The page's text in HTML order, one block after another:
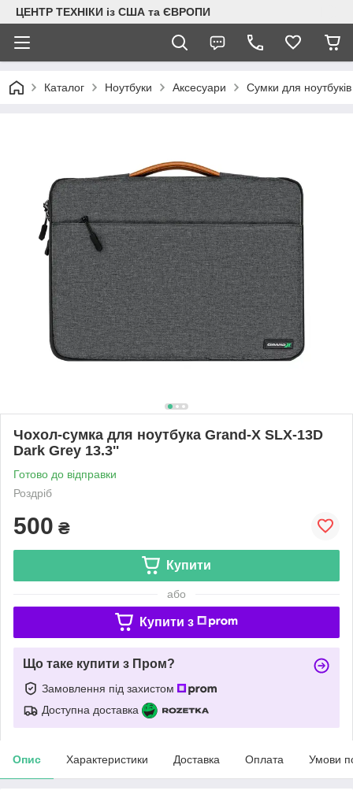
ЦЕНТР ТЕХНІКИ із США та ЄВРОПИ
Каталог Ноутбуки Аксесуари Сумки для ноутбуків
Чохол-сумка для ноутбука Grand-X SLX-13D
Dark Grey 13.3''
Готово до відправки
Роздріб
500 ₴
Купити
або
Купити з
Що таке купити з Пром?
Замовлення під захистом
Доступна доставка
Опис Характеристики Доставка Оплата Умови